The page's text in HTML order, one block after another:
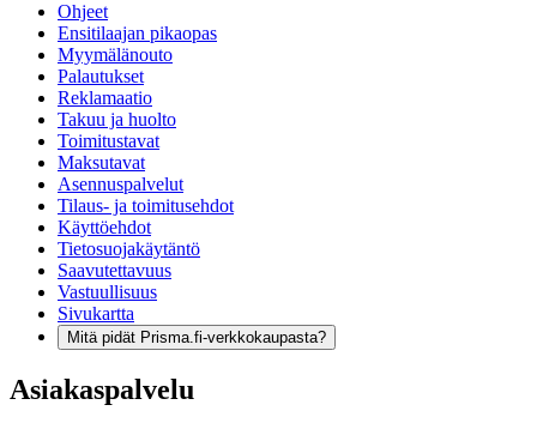
Ohjeet
Ensitilaajan pikaopas
Myymälänouto
Palautukset
Reklamaatio
Takuu ja huolto
Toimitustavat
Maksutavat
Asennuspalvelut
Tilaus- ja toimitusehdot
Käyttöehdot
Tietosuojakäytäntö
Saavutettavuus
Vastuullisuus
Sivukartta
Mitä pidät Prisma.fi-verkkokaupasta?
Asiakaspalvelu